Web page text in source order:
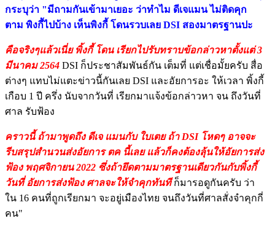
กระบุว่า "มีถามกันเข้ามาเยอะ ว่าทำไม ดีเจแมน ไม่ติดคุก
ตาม พิงกี้ไปบ้าง เห็นพิงกี้ โดนรวบเลย DSI สองมาตรฐานปะ
คือจริงๆแล้วเนี่ย พิ้งกี้ โดน เรียกไปรับทราบข้อกล่าวหาตั้งแต่ 3
มีนาคม 2564 DSI ก็ประชาสัมพันธ์กัน เต็มที่ แต่เชื่อมั้ยครับ สื่อ
ต่างๆ แทบไม่แตะข่าวนี้กันเลย DSI และอัยการอะ ให้เวลา พิ้งกี้
เกือบ 1 ปี ครึ่ง นับจากวันที่ เรียกมาแจ้งข้อกล่าวหา จน ถึงวันที่
ศาล รับฟ้อง
คราวนี้ ถ้ามาพูดถึง ดีเจ แมนกับ ใบเตย ถ้า DSI โหดๆ อาจจะ
รีบสรุปสำนวนส่งอัยการ ตค นี้เลย แล้วก็คงต้องลุ้นให้อัยการส่ง
ฟ้อง พฤศจิกายน 2022 ซึ่งถ้ายึดตามมาตรฐานเดียวกันกับพิ้งกี้
วันที่ อัยการส่งฟ้อง ศาลจะให้จำคุกทันทีก็มารอดูกันครับ ว่า
ใน 16 คนที่ถูกเรียกมา จะอยู่เมืองไทย จนถึงวันที่ศาลสั่งจำคุกกี่
คน"